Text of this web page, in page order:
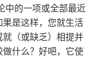
中的一项或全部最近
是这样，您就生活
（或缺乏）相提并
什么？好吧，它使